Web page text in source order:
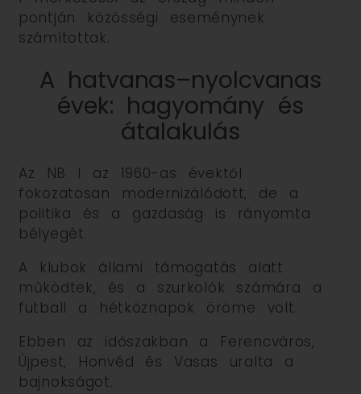
pontján közösségi eseménynek
számítottak.
A hatvanas–nyolcvanas
évek: hagyomány és
átalakulás
Az NB I az 1960-as évektől
fokozatosan modernizálódott, de a
politika és a gazdaság is rányomta
bélyegét.
A klubok állami támogatás alatt
működtek, és a szurkolók számára a
futball a hétköznapok öröme volt.
Ebben az időszakban a Ferencváros,
Újpest, Honvéd és Vasas uralta a
bajnokságot.